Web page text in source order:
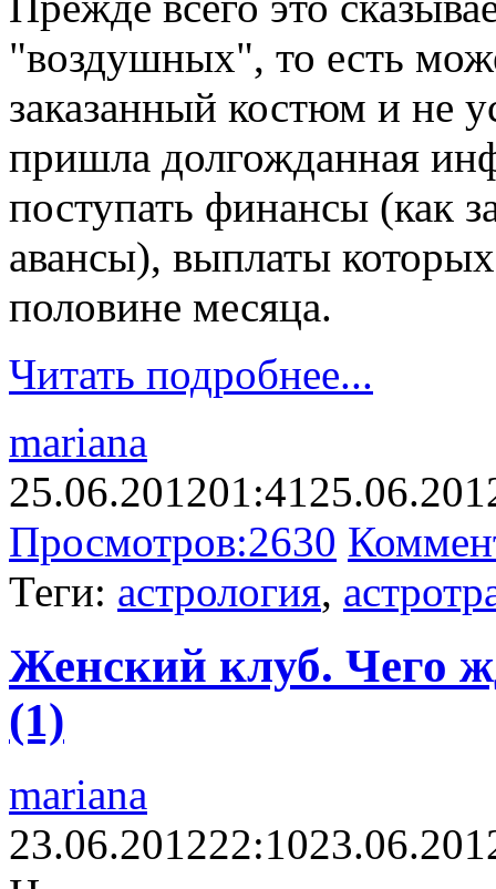
"воздушных", то есть
заказанный костюм и не
пришла долгожданная
поступать финансы (как
авансы), выплаты
половине месяца.
Читать подробнее...
mariana
25.06.201201:41
Просмотров:2630
Теги: астрология,
Женский клуб. Чего
(1)
mariana
23.06.201222:10